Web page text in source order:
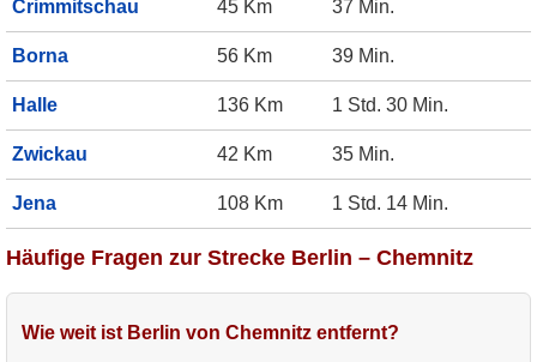
Crimmitschau 45 Km 37 Min.
Borna 56 Km 39 Min.
Halle 136 Km 1 Std. 30 Min.
Zwickau 42 Km 35 Min.
Jena 108 Km 1 Std. 14 Min.
Häufige Fragen zur Strecke Berlin – Chemnitz
Wie weit ist Berlin von Chemnitz entfernt?